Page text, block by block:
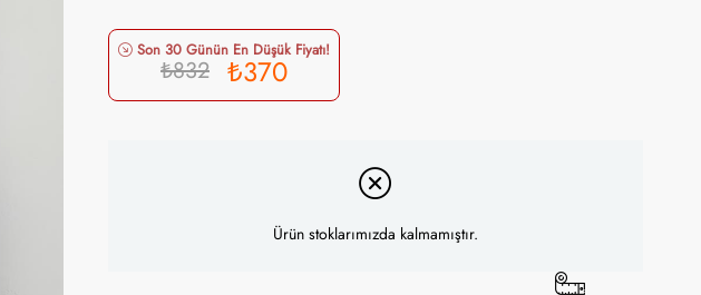
Son 30 Günün En Düşük Fiyatı!
₺832 ₺370
Ürün stoklarımızda kalmamıştır.